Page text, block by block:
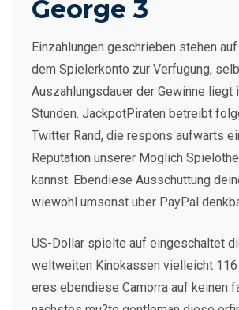
George 3
Einzahlungen geschrieben stehen
dem Spielerkonto zur Verfugung,
Auszahlungsdauer der Gewinne liegt
Stunden. JackpotPiraten betreibt
Twitter Rand, die respons aufwarts
Reputation unserer Moglich
kannst. Ebendiese Ausschuttung
wiewohl umsonst uber PayPal
US-Dollar spielte auf eingeschaltet
weltweiten Kinokassen vielleicht
eres ebendiese Camorra auf keinen